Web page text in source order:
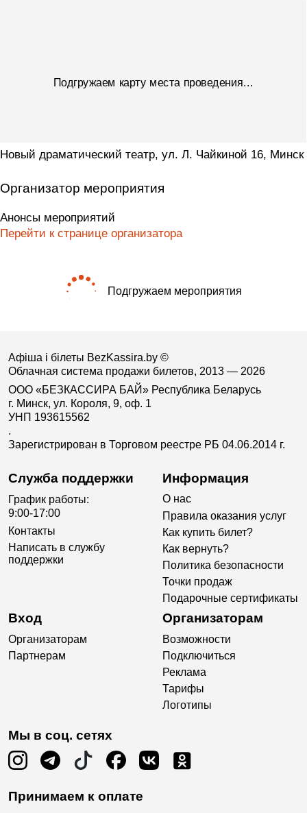
Подгружаем карту места проведения...
Новый драматический театр, ул. Л. Чайкиной 16, Минск
Организатор мероприятия
Анонсы мероприятий
Перейти к странице организатора
Подгружаем мероприятия
Афіша і білеты BezKassira.by ©
Облачная система продажи билетов, 2013 — 2026
ООО «БЕЗКАССИРА БАЙ» Республика Беларусь
г. Минск, ул. Короля, 9, оф. 1
УНП 193615562
.
Зарегистрирован в Торговом реестре РБ 04.06.2014 г.
Служба поддержки
График работы:
9:00-17:00
Контакты
Написать в службу
поддержки
Информация
О нас
Правила оказания услуг
Как купить билет?
Как вернуть?
Политика безопасности
Точки продаж
Подарочные сертификаты
Вход
Организаторам
Партнерам
Организаторам
Возможности
Подключиться
Реклама
Тарифы
Логотипы
Мы в соц. сетях
Принимаем к оплате